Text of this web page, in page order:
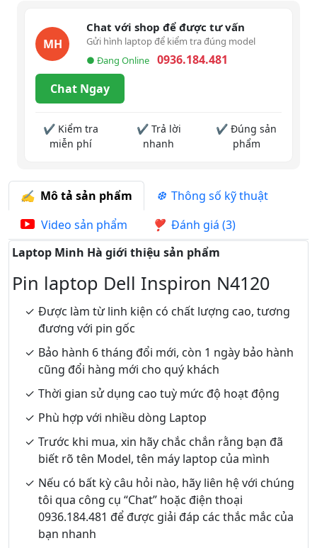
MH
Chat với shop để được tư vấn
Gửi hình laptop để kiểm tra đúng model
● Đang Online
0936.184.481
Chat Ngay
✔ Kiểm tra
miễn phí
✔ Trả lời
nhanh
✔ Đúng sản
phẩm
Mô tả sản phẩm
Thông số kỹ thuật
Video sản phẩm
Đánh giá (3)
Laptop Minh Hà giới thiệu sản phẩm
Pin laptop Dell Inspiron N4120
Được làm từ linh kiện có chất lượng cao, tương
đương với pin gốc
Bảo hành 6 tháng đổi mới, còn 1 ngày bảo hành
cũng đổi hàng mới cho quý khách
Thời gian sử dụng cao tuỳ mức độ hoạt động
Phù hợp với nhiều dòng Laptop
Trước khi mua, xin hãy chắc chắn rằng bạn đã
biết rõ tên Model, tên máy laptop của mình
Nếu có bất kỳ câu hỏi nào, hãy liên hệ với chúng
tôi qua công cụ “Chat” hoặc điện thoại
0936.184.481 để được giải đáp các thắc mắc của
bạn nhanh